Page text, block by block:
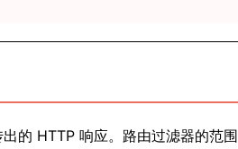
的 HTTP 响应。路由过滤器的范围